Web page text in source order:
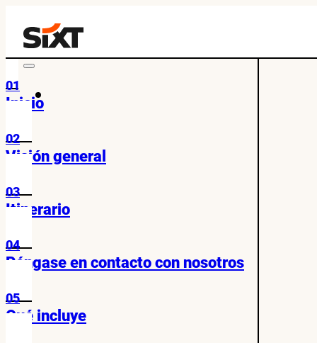
01
Inicio
02
Visión general
03
Itinerario
04
Póngase en contacto con nosotros
05
Qué incluye